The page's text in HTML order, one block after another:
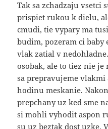
Tak sa zchadzaju vsetci
prispiet rukou k dielu,
cmudi, tie vypary ma
budim, pozeram ci baby
vlak zatial v
osobak, ale to tiez nie je
sa prepravujeme vlakmi
hodinu meskanie.
prepchany uz ked sme
si mohli vyhodit aspon
su uz beztak dost uzke.